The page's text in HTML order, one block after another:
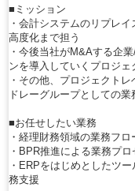
■ミッション
・会計システムのリプレ
高度化まで担う
・今後当社がM&Aする企
ンを導入していくプロジェ
・その他、プロジェクト
ドレーグループとしての
■お任せしたい業務
・経理財務領域の業務フ
・BPR推進による業務プ
・ERPをはじめとしたツ
務支援